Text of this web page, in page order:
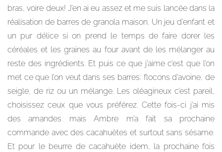
bras, voire deux! J’en ai eu assez et me suis lancée dans la
réalisation de barres de granola maison. Un jeu d’enfant et
un pur délice si on prend le temps de faire dorer les
céréales et les graines au four avant de les mélanger au
reste des ingrédients. Et puis ce que j’aime c’est que l’on
met ce que l’on veut dans ses barres: flocons d’avoine, de
seigle, de riz ou un mélange. Les oléagineux c’est pareil,
choisissez ceux que vous préférez. Cette fois-ci j’ai mis
des amandes mais Ambre m’a fait sa prochaine
commande avec des cacahuètes et surtout sans sésame.
Et pour le beurre de cacahuète idem, la prochaine fois